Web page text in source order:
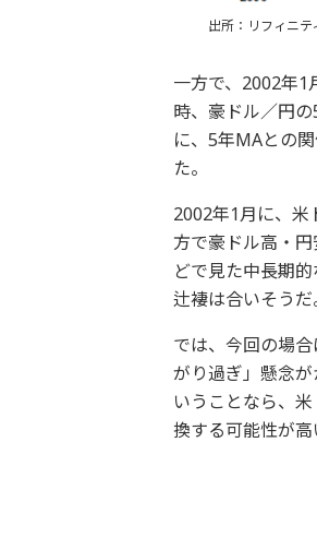
出所：リフィニ
一方で、2002年1
時、豪ドル／円
に、5年MAとの
た。
2002年1月に、米
方で豪ドル高・
どで見た中長期
辻褄は合いそうだ
では、今回の場
がり過ぎ」懸念
いうことなら、
換する可能性が高